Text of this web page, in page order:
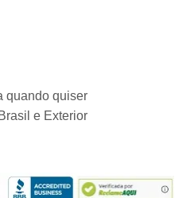
quando quiser
e Exterior